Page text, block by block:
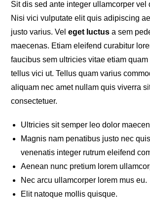
Sit dis sed ante integer ullamcorper vel
Nisi vici vulputate elit quis adipiscing
justo varius. Veleget luctus a sem
maecenas. Etiam eleifend curabitur
faucibus sem ultricies vitae etiam quam
tellus vici ut. Tellus quam varius
aliquam nec amet nullam quis viverra
consectetuer.
Ultricies sit semper leo dolor
Magnis nam penatibus justo nec
venenatis integer rutrum eleifend
Aenean nunc pretium lorem
Nec arcu ullamcorper lorem mus eu.
Elit natoque mollis quisque.